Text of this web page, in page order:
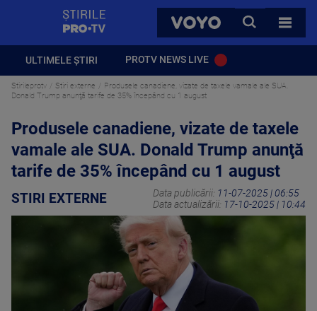
VOYO
CAUTA
TOATE
ULTIMELE ȘTIRI PROTV NEWS LIVE
Stirileprotv Stiri externe
Produsele canadiene, vizate de taxele vamale ale SUA.
Donald Trump anunţă tarife de 35% începând cu 1 august
Produsele canadiene, vizate de taxele
vamale ale SUA. Donald Trump anunţă
tarife de 35% începând cu 1 august
STIRI EXTERNE Data publicării: 11-07-2025 | 06:55
Data actualizării: 17-10-2025 | 10:44